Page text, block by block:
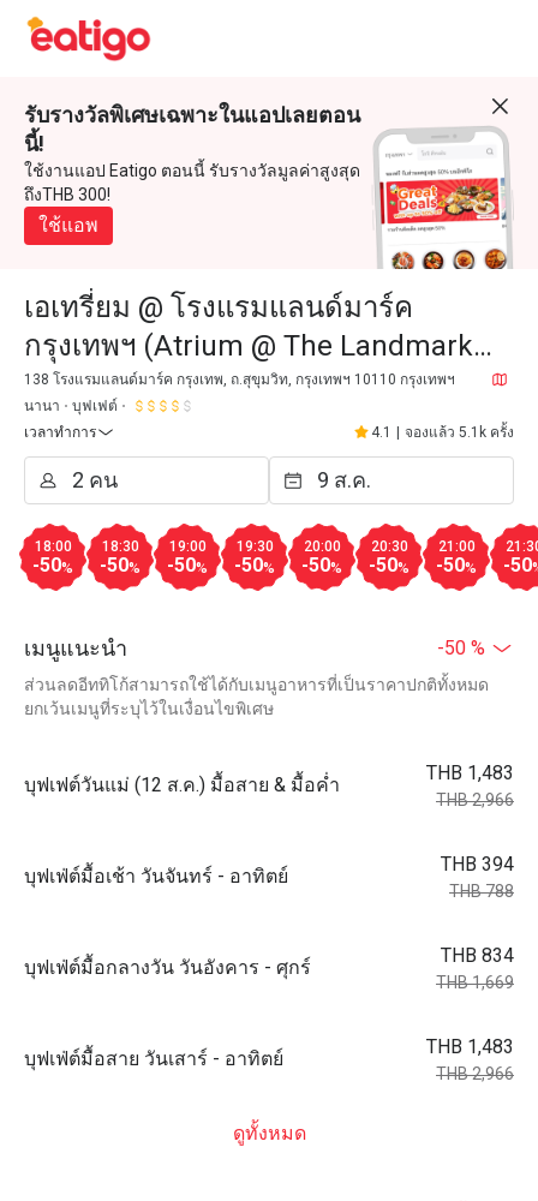
รับรางวัลพิเศษเฉพาะในแอปเลยตอน
นี้!
ใช้งานแอป Eatigo ตอนนี้ รับรางวัลมูลค่าสูงสุด
ถึงTHB 300!
ใช้แอพ
เอเทรี่ยม @ โรงแรมแลนด์มาร์ค
กรุงเทพฯ (Atrium @ The Landmark
Bangkok)
138 โรงแรมแลนด์มาร์ค กรุงเทพ, ถ.สุขุมวิท, กรุงเทพฯ 10110 กรุงเทพฯ
นานา
บุฟเฟต์
เวลาทำการ
4.1 จองแล้ว 5.1k ครั้ง
18:00
-50%
18:30
-50%
19:00
-50%
19:30
-50%
20:00
-50%
20:30
-50%
21:00
-50% -50
เมนูแนะนำ -50 %
ส่วนลดอีททิโก้สามารถใช้ได้กับเมนูอาหารที่เป็นราคาปกติทั้งหมด
ยกเว้นเมนูที่ระบุไว้ในเงื่อนไขพิเศษ
บุฟเฟต์วันแม่ (12 ส.ค.) มื้อสาย & มื้อค่ำ
THB 1,483
THB 2,966
บุฟเฟ่ต์มื้อเช้า วันจันทร์ - อาทิตย์
THB 394
THB 788
บุฟเฟ่ต์มื้อกลางวัน วันอังคาร - ศุกร์
THB 834
THB 1,669
บุฟเฟ่ต์มื้อสาย วันเสาร์ - อาทิตย์
THB 1,483
THB 2,966
ดูทั้งหมด